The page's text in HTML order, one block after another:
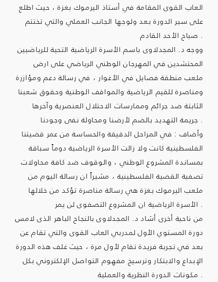
العاب القوى المقامة في أستاذ اليرموك بغزة ، حيث اطلع
على سير الدورة بعد ولوجها الجانب العملي والتي تختتم
صباح الأحد القادم .
ووجه د. المجدلاوى باسم الأسرة الرياضية التحية للرياضيين
المحتشدين في المهرجان الوطني الرياضي على ارض
ملعب منطقة فصايل في الأغوار ، في رسالة دعم ومؤازرة
ومناصرة للقيم الرياضية والمواقف الوطنية وحقوق شعبنا
الثابتة ضد جرائم وممارسات الاحتلال العنصرية وآخرها
جريمة التهديد بالضم لأرضنا ومحاولة نفى وجودنا .
وأضاف : في المراحل الدقيقة والحساسة من عمر قضيتنا
الفلسطينية كانت ولا زالت الأسرة الرياضية دوماً سباقة
بمساندة المشروع الوطني ، والوقوف ضد كافة محاولات
تصفية القضية الفلسطينية ، مشيراً ان رسالة اليوم من
ملعب اليرموك بغزة هي رسالة مناصرة تؤكد من خلالها
الأسرة الرياضية ان المشروع التصفوى لن يمر .
من ناحية أخرى أشاد د. المجدلاوى بالنجاح الباهر الذى لامس
دورة المستوي الأول لمدربي العاب القوى والتي تقام عن
بعد في تجربة فريدة تقام لأول مرة ، حيث غلف هذه الدورة
الإبداع والابتكار وترسيخ مفهوم التواصل الإلكتروني بكل
مكونات الدورة النظرية والعملية .